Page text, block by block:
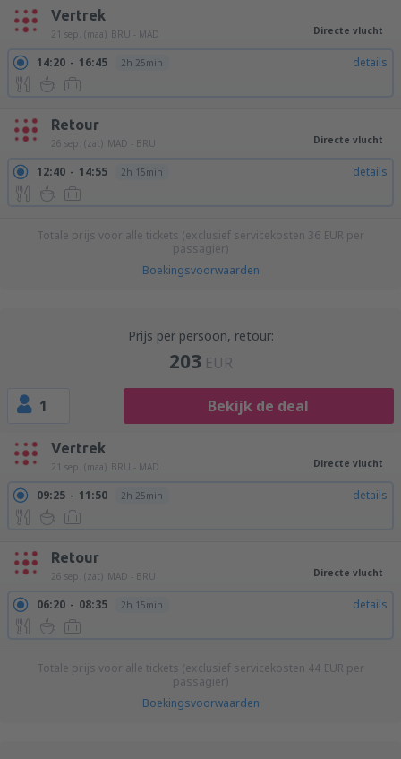
Vertrek
21 sep. (maa) BRU - MAD Directe vlucht
14:20 16:45 2h 25min details
Retour
26 sep. (zat) MAD - BRU Directe vlucht
12:40 14:55 2h 15min details
Totale prijs voor alle tickets (exclusief servicekosten 36 EUR per
passagier)
Boekingsvoorwaarden
Prijs per persoon, retour:
203 EUR
1 Bekijk de deal
Vertrek
21 sep. (maa) BRU - MAD Directe vlucht
09:25 11:50 2h 25min details
Retour
26 sep. (zat) MAD - BRU Directe vlucht
06:20 08:35 2h 15min details
Totale prijs voor alle tickets (exclusief servicekosten 44 EUR per
passagier)
Boekingsvoorwaarden